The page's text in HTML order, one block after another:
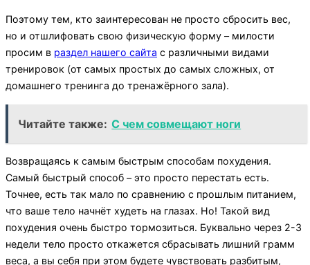
Поэтому тем, кто заинтересован не просто сбросить вес,
но и отшлифовать свою физическую форму – милости
просим в раздел нашего сайта с различными видами
тренировок (от самых простых до самых сложных, от
домашнего тренинга до тренажёрного зала).
Читайте также: С чем совмещают ноги
Возвращаясь к самым быстрым способам похудения.
Самый быстрый способ – это просто перестать есть.
Точнее, есть так мало по сравнению с прошлым питанием,
что ваше тело начнёт худеть на глазах. Но! Такой вид
похудения очень быстро тормозиться. Буквально через 2-3
недели тело просто откажется сбрасывать лишний грамм
веса, а вы себя при этом будете чувствовать разбитым,